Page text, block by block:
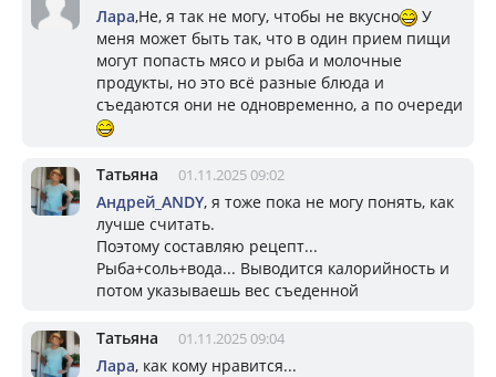
Лара,Не, я так не могу, чтобы не вкусно
У
меня может быть так, что в один прием пищи
могут попасть мясо и рыба и молочные
продукты, но это всё разные блюда и
съедаются они не одновременно, а по очереди
Татьяна 01.11.2025 09:02
Андрей_ANDY, я тоже пока не могу понять, как
лучше считать.
Поэтому составляю рецепт...
Рыба+соль+вода... Выводится калорийность и
потом указываешь вес съеденной
Татьяна 01.11.2025 09:04
Лара, как кому нравится...